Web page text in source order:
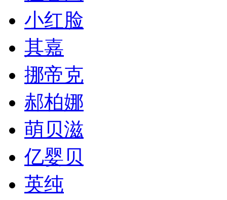
小红脸
其嘉
挪帝克
郝柏娜
萌贝滋
亿婴贝
英纯